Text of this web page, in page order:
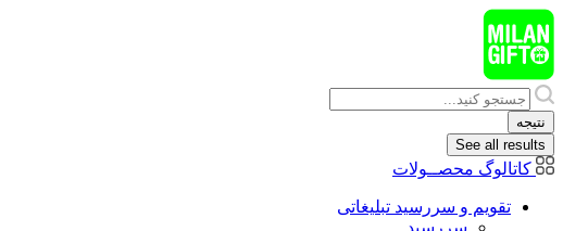
پرش
به
محتوا
Search
...
نتیجه
See all results
کاتالوگ محصــولات
تقویم و سررسید تبلیغاتی
سررسید